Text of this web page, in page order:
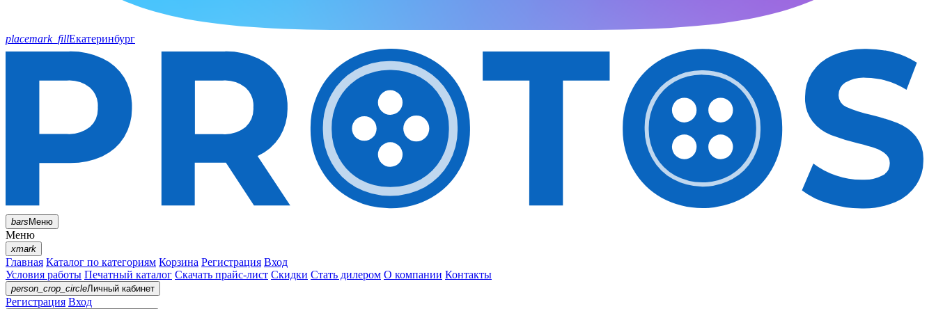
placemark_fillЕкатеринбург
barsМеню
Меню
xmark
Главная Каталог по категориям Корзина Регистрация Вход
Условия работы Печатный каталог Скачать прайс-лист Скидки Стать дилером О компании Контакты
person_crop_circleЛичный кабинет
Регистрация Вход